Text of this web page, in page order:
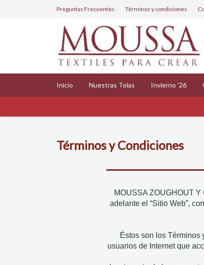
Preguntas Frecuentes Términos y condiciones
Inicio Nuestras Telas Invierno '26
Términos y Condiciones
MOUSSA ZOUGHOUT Y
adelante el “Sitio Web”,
Éstos son los
usuarios de Internet que